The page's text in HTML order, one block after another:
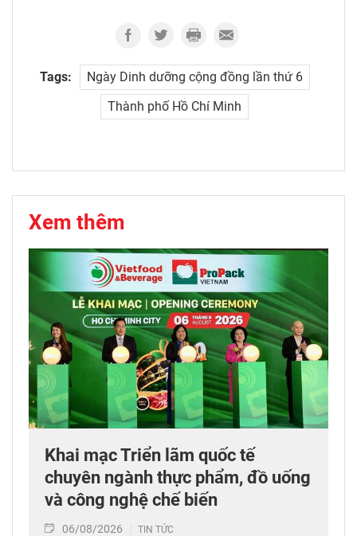
Tags:
Ngày Dinh dưỡng cộng đồng lần thứ 6
Thành phố Hồ Chí Minh
Xem thêm
Khai mạc Triển lãm quốc tế
chuyên ngành thực phẩm, đồ uống
và công nghệ chế biến
06/08/2026 TIN TỨC